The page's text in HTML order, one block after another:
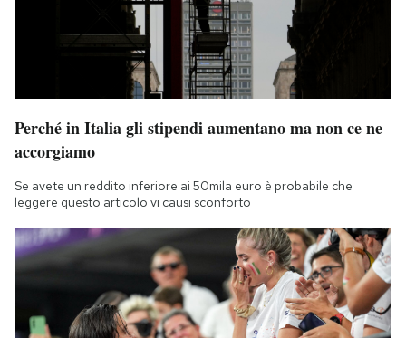
Perché in Italia gli stipendi aumentano ma non ce ne
accorgiamo
Se avete un reddito inferiore ai 50mila euro è probabile che
leggere questo articolo vi causi sconforto